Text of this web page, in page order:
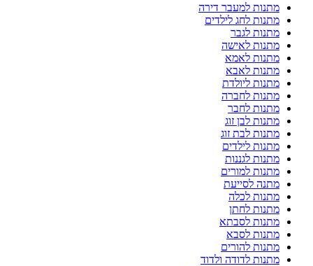
מתנות למעבר דירה
מתנות לחג לילדים
מתנות לגבר
מתנות לאישה
מתנות לאמא
מתנות לאבא
מתנות ליולדת
מתנות לחברה
מתנות לחבר
מתנות לבן זוג
מתנות לבת זוג
מתנות לילדים
מתנות לגננות
מתנות למורים
מתנה לסייעת
מתנות לכלה
מתנות לחתן
מתנות לסבתא
מתנות לסבא
מתנות להורים
מתנות לדודה ולדוד